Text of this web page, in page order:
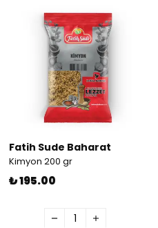
Fatih Sude Baharat
Kimyon 200 gr
₺ 195.00